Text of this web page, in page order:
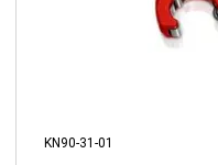
KN90-31-01